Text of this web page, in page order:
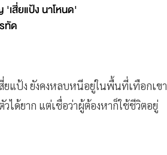
เสี่ยแป้ง นาโหนด'
ทัด
ยแป้ง ยังคงหลบหนีอยู่ในพื้นที่เทือกเขา
ด้ยาก แต่เชื่อว่าผู้ต้องหาก็ใช้ชีวิตอยู่